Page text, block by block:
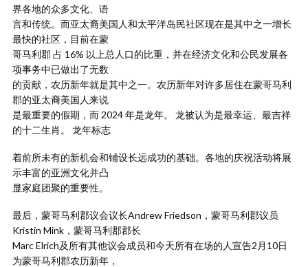
界各地的众多文化、语
言和传统。而亚太裔美国人和太平洋岛民社区现在是其中之一增长
最快的社区，目前在蒙
哥马利郡 占 16% 以上总人口的比重，并在经济文化和公民发展各
项事务中已做出了无数
的贡献，农历新年就是其中之一。农历新年对许多居住在蒙哥马利
郡的亚太裔美国人来说
是最重要的假期，而 2024 年是龙年。 龙被认为是最幸运、最吉祥
的十二生肖。 龙年标志
着前所未有的新机会和铺设长远成功的基础。各地的庆祝活动将展
示丰富的亚洲文化并凸
显家庭团聚的重要性。
最后，蒙哥马利郡议会议长Andrew Friedson，蒙哥马利郡议员
Kristin Mink，蒙哥马利郡郡长
Marc Elrich及所有其他议会成员和今天所有在场的人宣告2月10日
为蒙哥马利郡农历新年，